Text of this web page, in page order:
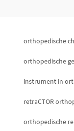
orthopedische
orthopedische
instrument in
retraCTOR
orthopedische